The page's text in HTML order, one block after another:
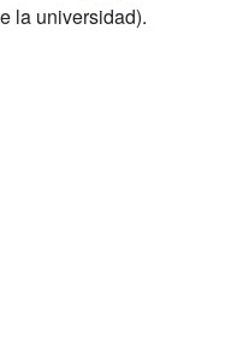
la universidad).